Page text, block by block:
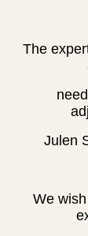
The
Julen
We